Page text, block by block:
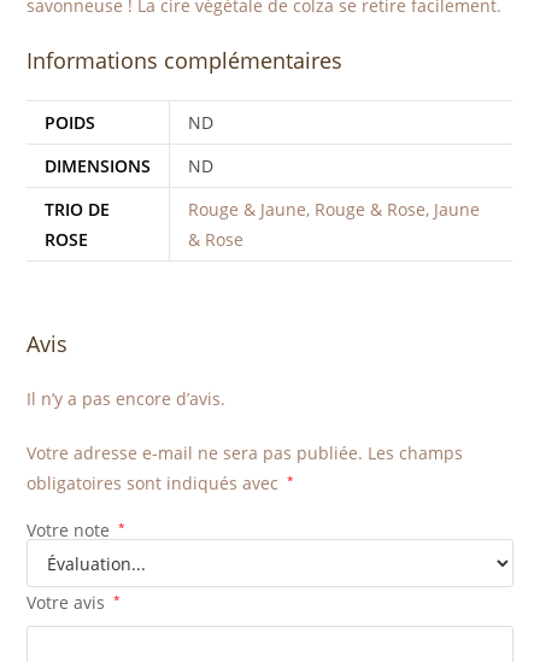
savonneuse ! La cire végétale de colza se retire facilement.
Informations complémentaires
POIDS
ND
DIMENSIONS
ND
TRIO DE
ROSE
Rouge & Jaune, Rouge & Rose, Jaune
& Rose
Avis
Il n’y a pas encore d’avis.
Votre adresse e-mail ne sera pas publiée. Les champs
obligatoires sont indiqués avec
*
Votre note *
Votre avis *